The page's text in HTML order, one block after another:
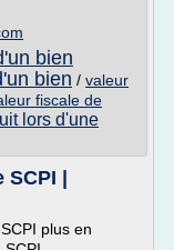
bien
bien / valeur
fiscale de
lors d'une
|
plus en